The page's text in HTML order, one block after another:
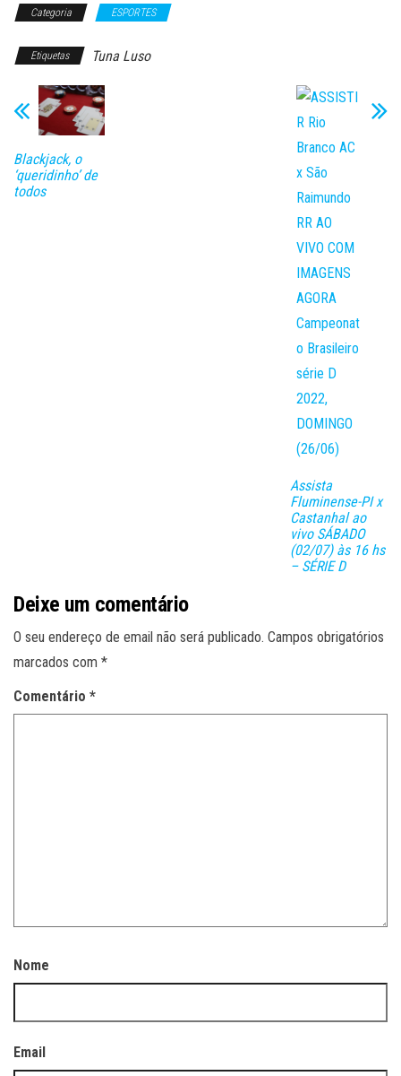
Categoria ESPORTES
Etiquetas Tuna Luso
Blackjack, o
‘queridinho’ de
todos
Assista
Fluminense-PI x
Castanhal ao
vivo SÁBADO
(02/07) às 16 hs
– SÉRIE D
Deixe um comentário
O seu endereço de email não será publicado. Campos obrigatórios
marcados com *
Comentário *
Nome
Email